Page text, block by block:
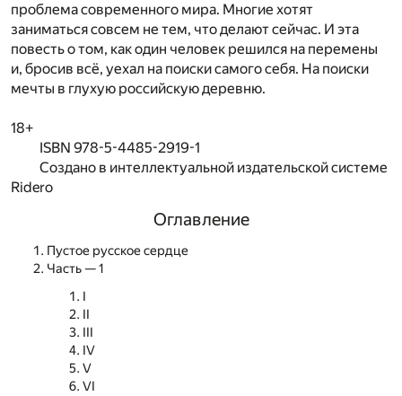
проблема современного мира. Многие хотят
заниматься совсем не тем, что делают сейчас. И эта
повесть о том, как один человек решился на перемены
и, бросив всё, уехал на поиски самого себя. На поиски
мечты в глухую российскую деревню.
18+
ISBN 978-5-4485-2919-1
Создано в интеллектуальной издательской системе
Ridero
Оглавление
Пустое русское сердце
Часть — 1
I
II
III
IV
V
VI